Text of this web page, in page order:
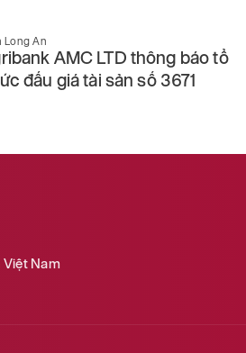
Long An
AMC LTD thông báo tổ
đấu giá tài sản số 3671
Việt Nam